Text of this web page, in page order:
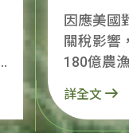
因應美國
關稅影響
180億農
受理申請！ 為了協助產
鞏固辛苦
詳全文